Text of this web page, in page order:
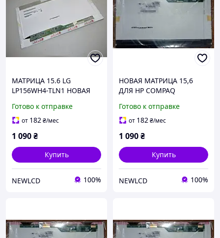
МАТРИЦА 15.6 LG
LP156WH4-TLN1 НОВАЯ
Готово к отправке
от 182₴/мес
1 090₴
Купить
NEWLCD 100%
НОВАЯ МАТРИЦА 15,6
ДЛЯ HP COMPAQ
Готово к отправке
от 182₴/мес
1 090₴
Купить
NEWLCD 100%